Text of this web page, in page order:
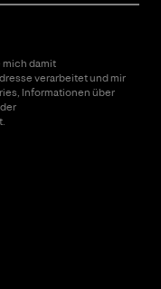
mich damit
verarbeitet und mir
Informationen über